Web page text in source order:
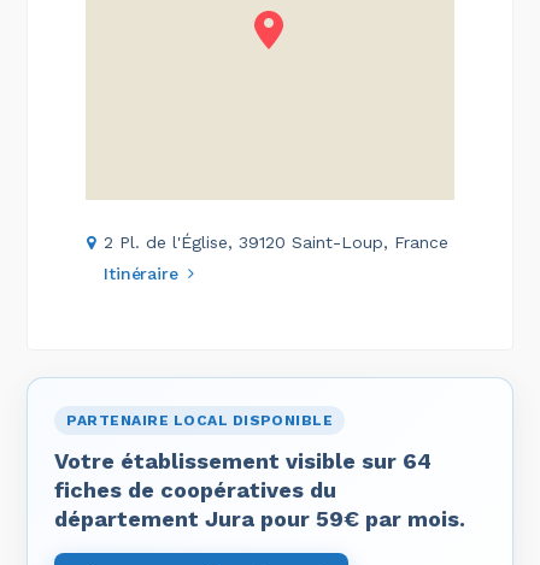
2 Pl. de l'Église, 39120 Saint-Loup, France
Itinéraire
PARTENAIRE LOCAL DISPONIBLE
Votre établissement visible sur 64
fiches de coopératives du
département Jura pour 59€ par mois.